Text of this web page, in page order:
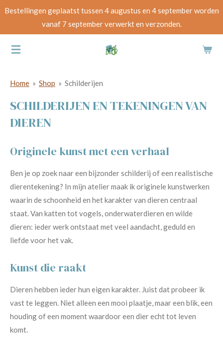
Ga
de
Bestellingen geplaatst tussen 4 augustus en 4 september worden
vanaf 7 september verwerkt en verzonden.
Home » Shop » Schilderijen
SCHILDERIJEN EN TEKENINGEN VAN
DIEREN
Originele kunst met een verhaal
Ben je op zoek naar een bijzonder schilderij of een realistische
dierentekening? In mijn atelier maak ik originele kunstwerken
waarin de schoonheid en het karakter van dieren centraal
staat. Van katten tot vogels, onderwaterdieren en wilde
dieren: ieder werk ontstaat met veel aandacht, geduld en
liefde voor het vak.
Kunst die raakt
Dieren hebben ieder hun eigen karakter. Juist dat probeer ik
vast te leggen. Niet alleen een mooi plaatje, maar een blik, een
houding of een moment waardoor een dier echt tot leven
komt.